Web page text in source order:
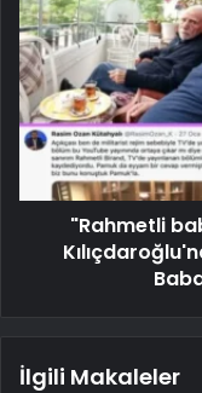
"Rahmetli
İlgili Makaleler